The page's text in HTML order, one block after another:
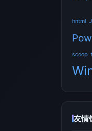
hntml
scoop
友情